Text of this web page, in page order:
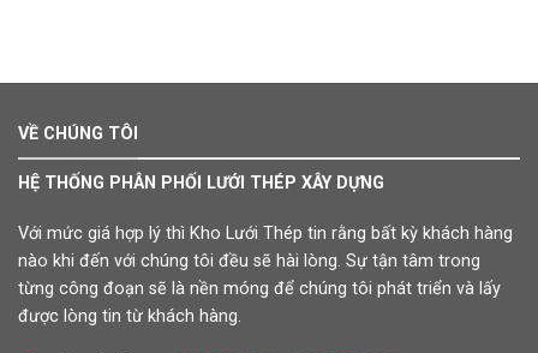
VỀ CHÚNG TÔI
HỆ THỐNG PHÂN PHỐI LƯỚI THÉP XÂY DỰNG
Với mức giá hợp lý thì Kho Lưới Thép tin rằng bất kỳ khách hàng
nào khi đến với chúng tôi đều sẽ hài lòng. Sự tận tâm trong
từng công đoạn sẽ là nền móng để chúng tôi phát triển và lấy
được lòng tin từ khách hàng.